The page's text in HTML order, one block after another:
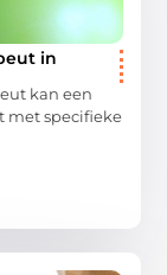
in
kan een
met specifieke